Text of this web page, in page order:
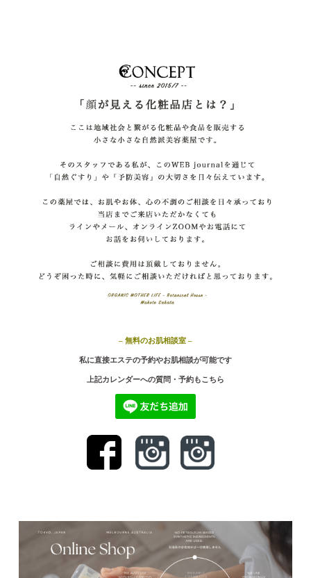
– 無料のお肌相談室 –
私に直接エステの予約やお肌相談が可能です
上記カ レンダーへの質問・予約もこちら